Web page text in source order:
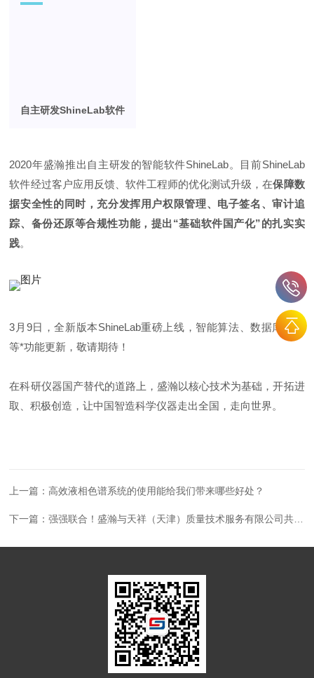
自主研发ShineLab软件
2020年盛瀚推出自主研发的智能软件ShineLab。目前ShineLab
软件经过客户应用反馈、软件工程师的优化测试升级，在保障数
据安全性的同时，充分发挥用户权限管理、电子签名、审计追
踪、备份还原等合规性功能， 提出“基础软件国产化”的扎实实
践。
3月9日，全新版本ShineLab重磅上线，智能算法、数据库存储
等*功能更新，敬请期待！
在科研仪器国产替代的道路上，盛瀚以核心技术为基础，开拓进
取、积极创造，让中国智造科学仪器走出全国，走向世界。
上一篇：高效液相色谱系统的使用能给我们带来哪些好处？
下一篇：强强联合！盛瀚与天祥（天津）质量技术服务有限公司共建合作实验室签约揭牌